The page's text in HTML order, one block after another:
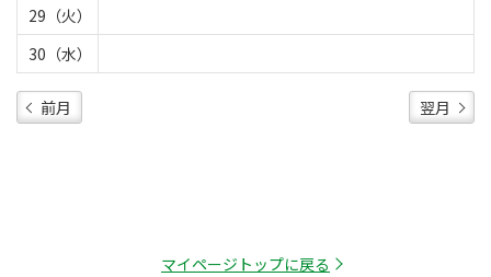
29（火）
30（水）
前月 翌月
マイページトップに戻る